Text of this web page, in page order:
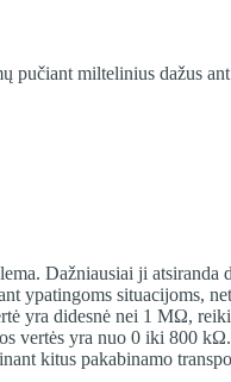
pučiant miltelinius dažus
Dažniausiai ji
ypatingoms situacijoms,
yra didesnė nei 1 MΩ,
vertės yra nuo 0 iki 800
kitus pakabinamo